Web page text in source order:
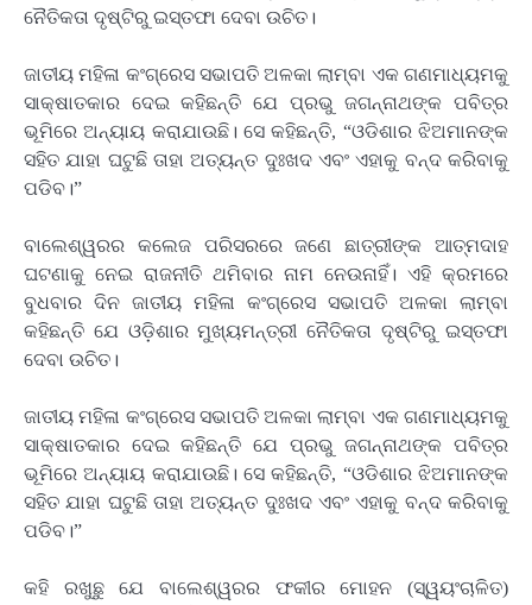
ନୈତିକତା ଦୃଷ୍ଟିରୁ ଇସ୍ତଫା ଦେବା ଉଚିତ।
ଜାତୀୟ ମହିଳା କଂଗ୍ରେସ ସଭାପତି ଅଳକା ଲାମ୍ବା ଏକ ଗଣମାଧ୍ୟମକୁ
ସାକ୍ଷାତକାର ଦେଇ କହିଛନ୍ତି ଯେ ପ୍ରଭୁ ଜଗନ୍ନାଥଙ୍କ ପବିତ୍ର
ଭୂମିରେ ଅନ୍ୟାୟ କରାଯାଉଛି। ସେ କହିଛନ୍ତି, “ଓଡିଶାର ଝିଅମାନଙ୍କ
ସହିତ ଯାହା ଘଟୁଛି ତାହା ଅତ୍ୟନ୍ତ ଦୁଃଖଦ ଏବଂ ଏହାକୁ ବନ୍ଦ କରିବାକୁ
ପଡିବ।”
ବାଲେଶ୍ୱରର କଲେଜ ପରିସରରେ ଜଣେ ଛାତ୍ରୀଙ୍କ ଆତ୍ମଦାହ
ଘଟଣାକୁ ନେଇ ରାଜନୀତି ଥମିବାର ନାମ ନେଉନାହିଁ। ଏହି କ୍ରମରେ
ବୁଧବାର ଦିନ ଜାତୀୟ ମହିଳା କଂଗ୍ରେସ ସଭାପତି ଅଳକା ଲାମ୍ବା
କହିଛନ୍ତି ଯେ ଓଡ଼ିଶାର ମୁଖ୍ୟମନ୍ତ୍ରୀ ନୈତିକତା ଦୃଷ୍ଟିରୁ ଇସ୍ତଫା
ଦେବା ଉଚିତ।
ଜାତୀୟ ମହିଳା କଂଗ୍ରେସ ସଭାପତି ଅଳକା ଲାମ୍ବା ଏକ ଗଣମାଧ୍ୟମକୁ
ସାକ୍ଷାତକାର ଦେଇ କହିଛନ୍ତି ଯେ ପ୍ରଭୁ ଜଗନ୍ନାଥଙ୍କ ପବିତ୍ର
ଭୂମିରେ ଅନ୍ୟାୟ କରାଯାଉଛି। ସେ କହିଛନ୍ତି, “ଓଡିଶାର ଝିଅମାନଙ୍କ
ସହିତ ଯାହା ଘଟୁଛି ତାହା ଅତ୍ୟନ୍ତ ଦୁଃଖଦ ଏବଂ ଏହାକୁ ବନ୍ଦ କରିବାକୁ
ପଡିବ।”
କହି ରଖୁଛୁ ଯେ ବାଲେଶ୍ୱରର ଫକୀର ମୋହନ (ସ୍ୱୟଂଚାଳିତ)